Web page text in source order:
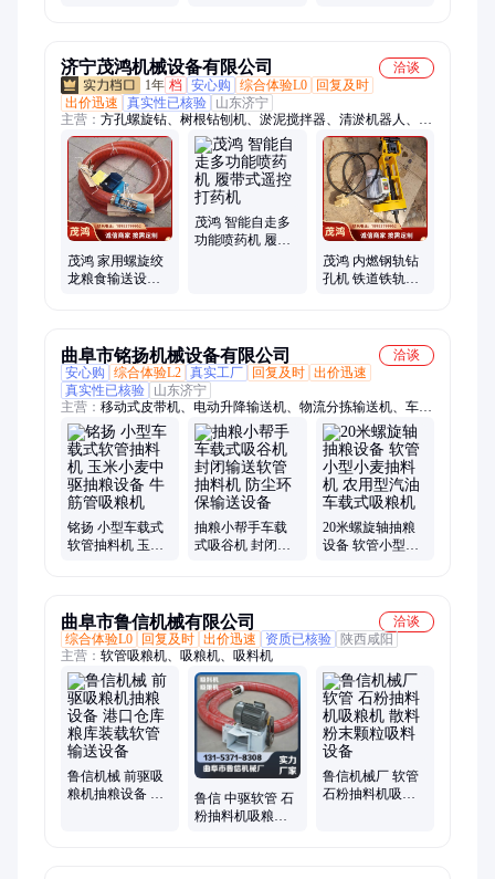
济宁茂鸿机械设备有限公司
洽谈
1年 档 安心购 综合体验L0
回复及时
出价迅速
真实性已核验
山东济宁
主营： 方孔螺旋钻、树根钻刨机、淤泥搅拌器、清淤机器人、激
光整平机、电动铲车、甘蔗收获机、液压拔管机、液压顶管机
茂鸿 家用螺旋绞
龙粮食输送设备
茂鸿 智能自走多
功能喷药机 履带
茂鸿 内燃钢轨钻
孔机 铁道铁轨开
曲阜市铭扬机械设备有限公司
洽谈
安心购
综合体验L2 真实工厂 回复及时 出价迅速
真实性已核验
山东济宁
主营： 移动式皮带机、电动升降输送机、物流分拣输送机、车载
软管吸料机、螺旋输送机、粮食提升机、不锈钢上料机、绞龙上
料机、可弯曲抽料机、垂直斗提机、单斗提升机、刮板输送机、
双链条刮板机
铭扬 小型车载式
软管抽料机 玉米
抽粮小帮手车载
式吸谷机 封闭输
20米螺旋轴抽粮
设备 软管小型小
曲阜市鲁信机械有限公司
洽谈
综合体验L0
回复及时 出价迅速 资质已核验
陕西咸阳
主营： 软管吸粮机、吸粮机、吸料机
鲁信机械 前驱吸
粮机抽粮设备 港
鲁信 中驱软管 石
粉抽料机吸粮机
鲁信机械厂 软管
石粉抽料机吸粮